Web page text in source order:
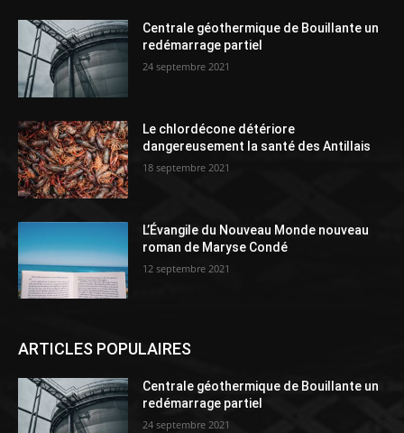
Centrale géothermique de Bouillante un
redémarrage partiel
24 septembre 2021
Le chlordécone détériore
dangereusement la santé des Antillais
18 septembre 2021
L’Évangile du Nouveau Monde nouveau
roman de Maryse Condé
12 septembre 2021
ARTICLES POPULAIRES
Centrale géothermique de Bouillante un
redémarrage partiel
24 septembre 2021